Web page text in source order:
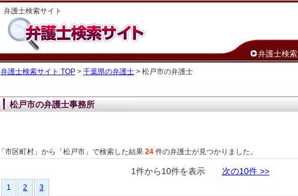
弁護士検索サイト
弁護士検索
弁護士検索サイト TOP > 千葉県の弁護士 > 松戸市の弁護士
松戸市の弁護士事務所
「市区町村」から「松戸市」で検索した結果 24 件の弁護士が見つかりました。
1件から10件を表示 次の10件 >>
1 2 3